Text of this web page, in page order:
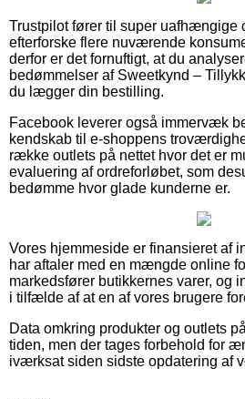
Trustpilot fører til super uafhængige
efterforske flere nuværende
derfor er det fornuftigt, at du
bedømmelser af Sweetkynd –
du lægger din bestilling.
Facebook leverer også immervæk
kendskab til e-shoppens
række outlets på nettet hvor det er
evaluering af ordreforløbet, som
bedømme hvor glade kunderne er.
Vores hjemmeside er finansieret af
har aftaler med en mængde online
markedsfører butikkernes varer, og
i tilfælde af at en af vores brugere
Data omkring produkter og outlets
tiden, men der tages forbehold for
iværksat siden sidste opdatering af